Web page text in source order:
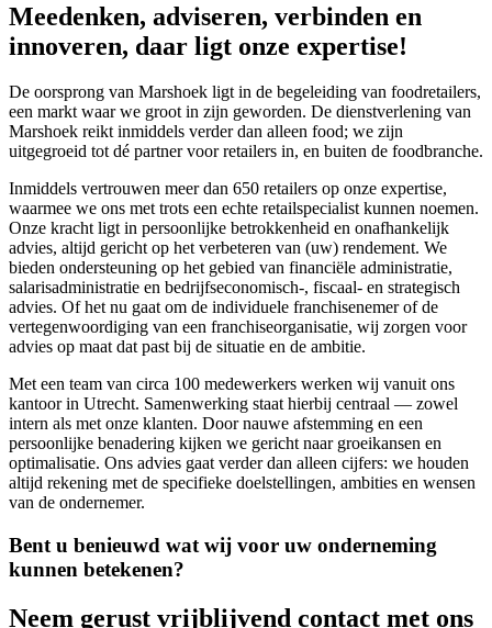
Meedenken, adviseren, verbinden en
innoveren, daar ligt onze expertise!
De oorsprong van Marshoek ligt in de begeleiding van foodretailers,
een markt waar we groot in zijn geworden. De dienstverlening van
Marshoek reikt inmiddels verder dan alleen food; we zijn
uitgegroeid tot dé partner voor retailers in, en buiten de foodbranche.
Inmiddels vertrouwen meer dan 650 retailers op onze expertise,
waarmee we ons met trots een echte retailspecialist kunnen noemen.
Onze kracht ligt in persoonlijke betrokkenheid en onafhankelijk
advies, altijd gericht op het verbeteren van (uw) rendement. We
bieden ondersteuning op het gebied van financiële administratie,
salarisadministratie en bedrijfseconomisch-, fiscaal- en strategisch
advies. Of het nu gaat om de individuele franchisenemer of de
vertegenwoordiging van een franchiseorganisatie, wij zorgen voor
advies op maat dat past bij de situatie en de ambitie.
Met een team van circa 100 medewerkers werken wij vanuit ons
kantoor in Utrecht. Samenwerking staat hierbij centraal — zowel
intern als met onze klanten. Door nauwe afstemming en een
persoonlijke benadering kijken we gericht naar groeikansen en
optimalisatie. Ons advies gaat verder dan alleen cijfers: we houden
altijd rekening met de specifieke doelstellingen, ambities en wensen
van de ondernemer.
Bent u benieuwd wat wij voor uw onderneming
kunnen betekenen?
Neem gerust vrijblijvend contact met ons